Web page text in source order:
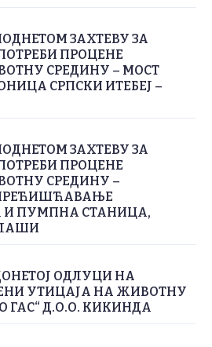
ЗАХТЕВУ ЗА
ПРОЦЕНЕ
СРЕДИНУ – МОСТ
СРПСКИ ИТЕБЕЈ –
ЗАХТЕВУ ЗА
ПРОЦЕНЕ
СРЕДИНУ –
И ПУМПНА СТАНИЦА,
ОДЛУЦИ НА
УТИЦАЈА НА ЖИВОТНУ
ГАС“ Д.О.О. КИКИНДА